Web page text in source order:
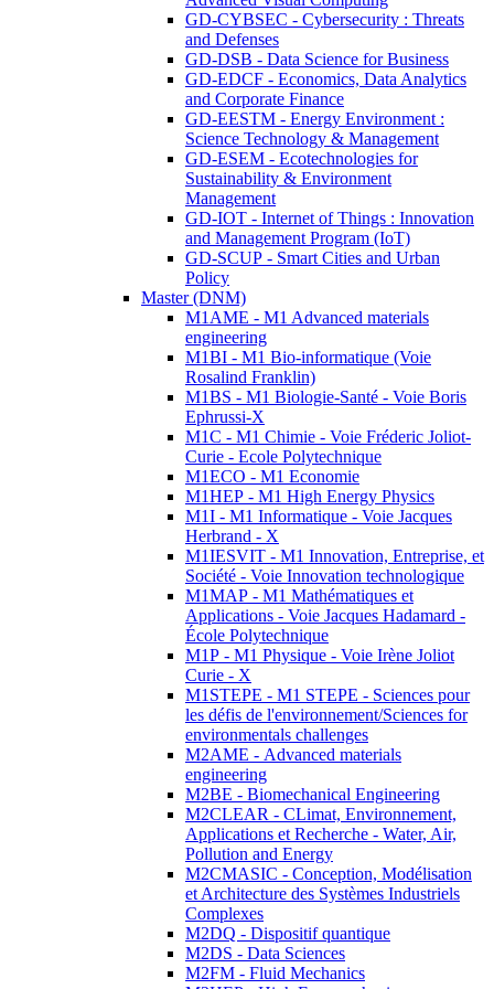
GD-CYBSEC - Cybersecurity : Threats
and Defenses
GD-DSB - Data Science for Business
GD-EDCF - Economics, Data Analytics
and Corporate Finance
GD-EESTM - Energy Environment :
Science Technology & Management
GD-ESEM - Ecotechnologies for
Sustainability & Environment
Management
GD-IOT - Internet of Things : Innovation
and Management Program (IoT)
GD-SCUP - Smart Cities and Urban
Policy
Master (DNM)
M1AME - M1 Advanced materials
engineering
M1BI - M1 Bio-informatique (Voie
Rosalind Franklin)
M1BS - M1 Biologie-Santé - Voie Boris
Ephrussi-X
M1C - M1 Chimie - Voie Fréderic Joliot-
Curie - Ecole Polytechnique
M1ECO - M1 Economie
M1HEP - M1 High Energy Physics
M1I - M1 Informatique - Voie Jacques
Herbrand - X
M1IESVIT - M1 Innovation, Entreprise, et
Société - Voie Innovation technologique
M1MAP - M1 Mathématiques et
Applications - Voie Jacques Hadamard -
École Polytechnique
M1P - M1 Physique - Voie Irène Joliot
Curie - X
M1STEPE - M1 STEPE - Sciences pour
les défis de l'environnement/Sciences for
environmentals challenges
M2AME - Advanced materials
engineering
M2BE - Biomechanical Engineering
M2CLEAR - CLimat, Environnement,
Applications et Recherche - Water, Air,
Pollution and Energy
M2CMASIC - Conception, Modélisation
et Architecture des Systèmes Industriels
Complexes
M2DQ - Dispositif quantique
M2DS - Data Sciences
M2FM - Fluid Mechanics